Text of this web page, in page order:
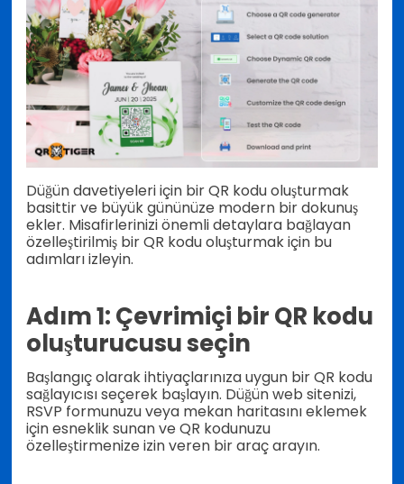
Düğün davetiyeleri için bir QR kodu oluşturmak
basittir ve büyük gününüze modern bir dokunuş
ekler. Misafirlerinizi önemli detaylara bağlayan
özelleştirilmiş bir QR kodu oluşturmak için bu
adımları izleyin.
Adım 1: Çevrimiçi bir QR kodu
oluşturucusu seçin
Başlangıç olarak ihtiyaçlarınıza uygun bir QR kodu
sağlayıcısı seçerek başlayın. Düğün web sitenizi,
RSVP formunuzu veya mekan haritasını eklemek
için esneklik sunan ve QR kodunuzu
özelleştirmenize izin veren bir araç arayın.